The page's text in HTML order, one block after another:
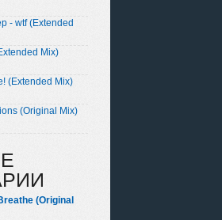
- wtf (Extended
Mix)
(Extended Mix)
(Original Mix)
(Original